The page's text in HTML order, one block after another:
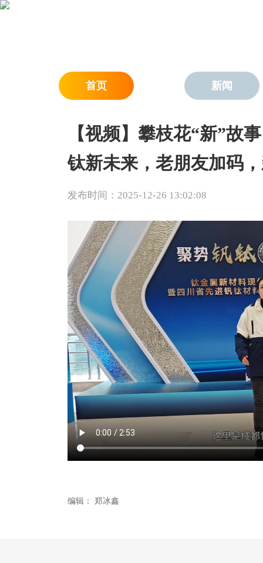
首页 新闻
【视频】攀枝花“新”故
钛新未来，老朋友加码
发布时间：2025-12-26 13:02:08
编辑： 郑冰鑫